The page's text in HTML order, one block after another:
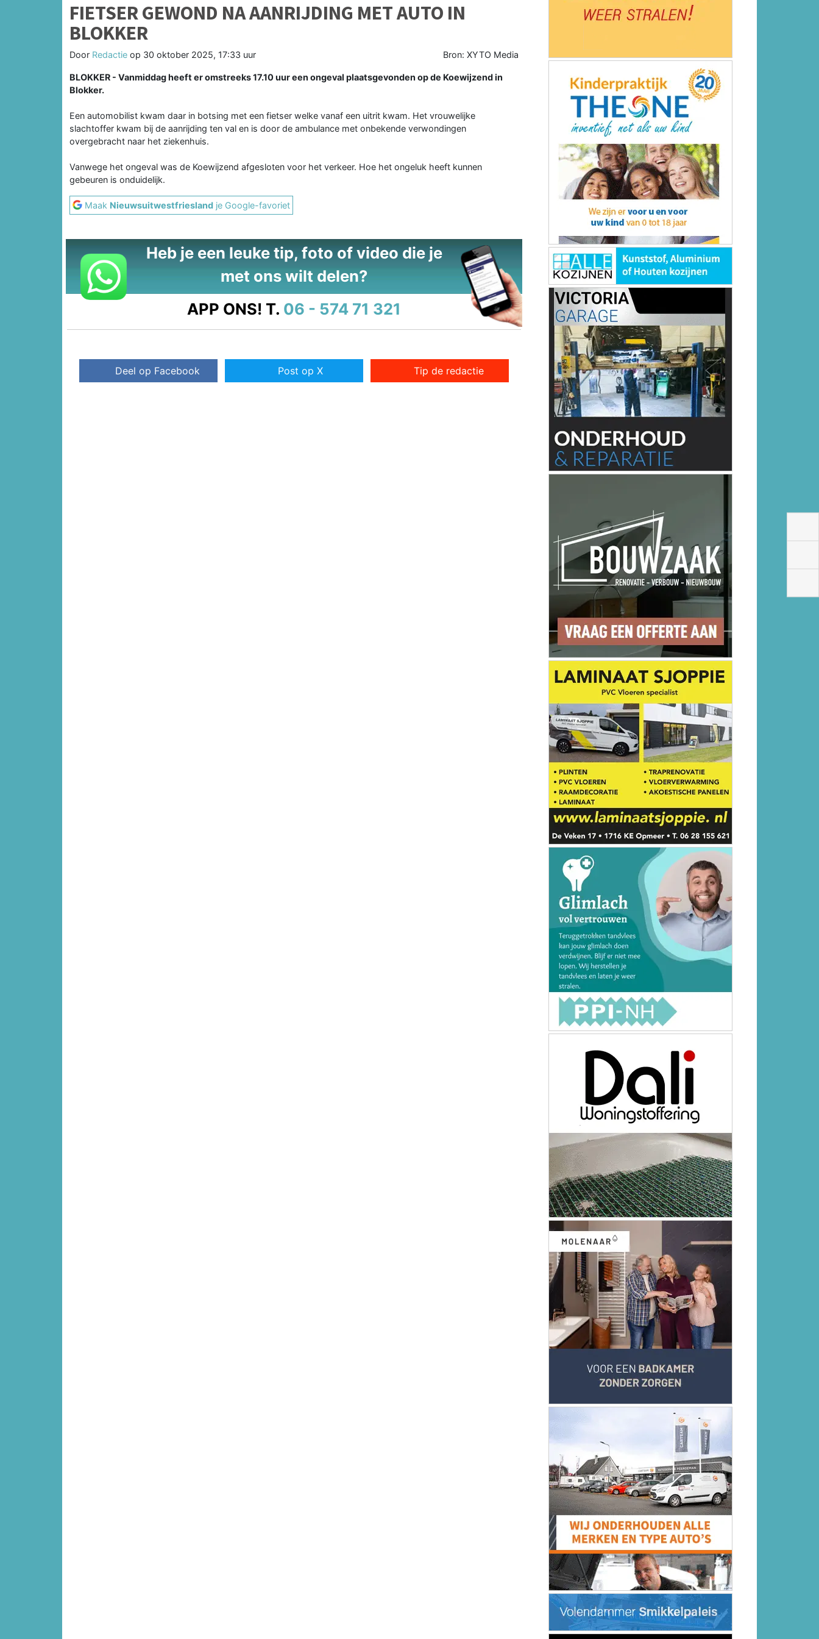
FIETSER GEWOND NA AANRIJDING MET AUTO IN
BLOKKER
Door Redactie op 30 oktober 2025, 17:33 uur Bron: XYTO Media
BLOKKER - Vanmiddag heeft er omstreeks 17.10 uur een ongeval plaatsgevonden op de Koewijzend in
Blokker.
Een automobilist kwam daar in botsing met een fietser welke vanaf een uitrit kwam. Het vrouwelijke
slachtoffer kwam bij de aanrijding ten val en is door de ambulance met onbekende verwondingen
overgebracht naar het ziekenhuis.
Vanwege het ongeval was de Koewijzend afgesloten voor het verkeer. Hoe het ongeluk heeft kunnen
gebeuren is onduidelijk.
Maak Nieuwsuitwestfriesland je Google-favoriet
Heb je een leuke tip, foto of video die je
met ons wilt delen?
APP ONS! T. 06 - 574 71 321
Deel op Facebook Post op X Tip de redactie